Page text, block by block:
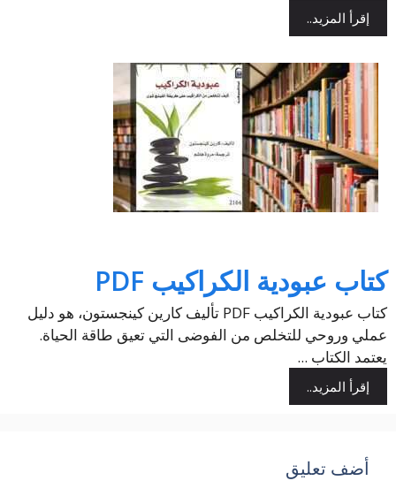
إقرأ المزيد..
كتاب عبودية الكراكيب PDF
كتاب عبودية الكراكيب PDF تأليف كارين كينجستون، هو دليل
عملي وروحي للتخلص من الفوضى التي تعيق طاقة الحياة.
يعتمد الكتاب ...
إقرأ المزيد..
أضف تعليق